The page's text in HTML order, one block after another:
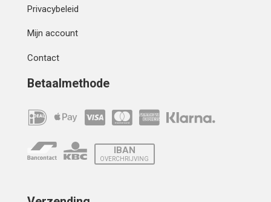
Privacybeleid
Mijn account
Contact
Betaalmethode
IBAN
OVERCHRIJVING